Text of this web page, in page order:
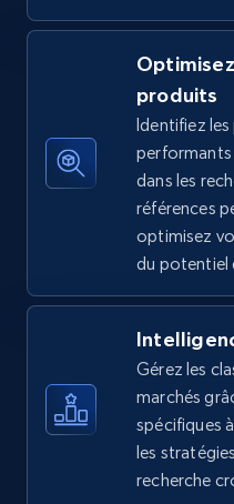
5.4K+ 668+
Amazon sellers info
Seller id, URL, Seller
info, Stars, Feedbacks,
378+
URL, Product id, Title,
Seller reviews,
produits
Identifiez
performants
dans les
références
optimisez
du potentiel
Gérez les
marchés
spécifiques
les
recherche